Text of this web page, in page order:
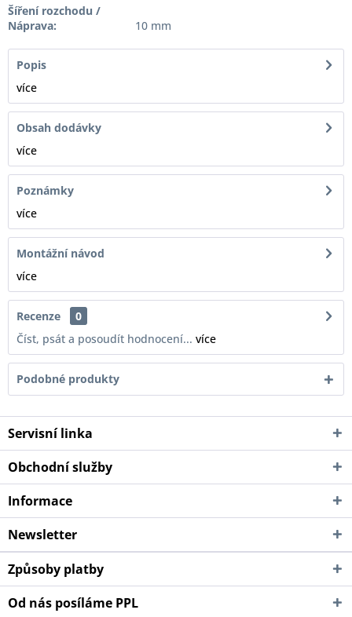
Šíření rozchodu /
Náprava:
10 mm
Popis
více
Obsah dodávky
více
Poznámky
více
Montážní návod
více
Recenze
0
Číst, psát a posoudít hodnocení... více
Podobné produkty
Servisní linka
Obchodní služby
Informace
Newsletter
Způsoby platby
Od nás posíláme PPL